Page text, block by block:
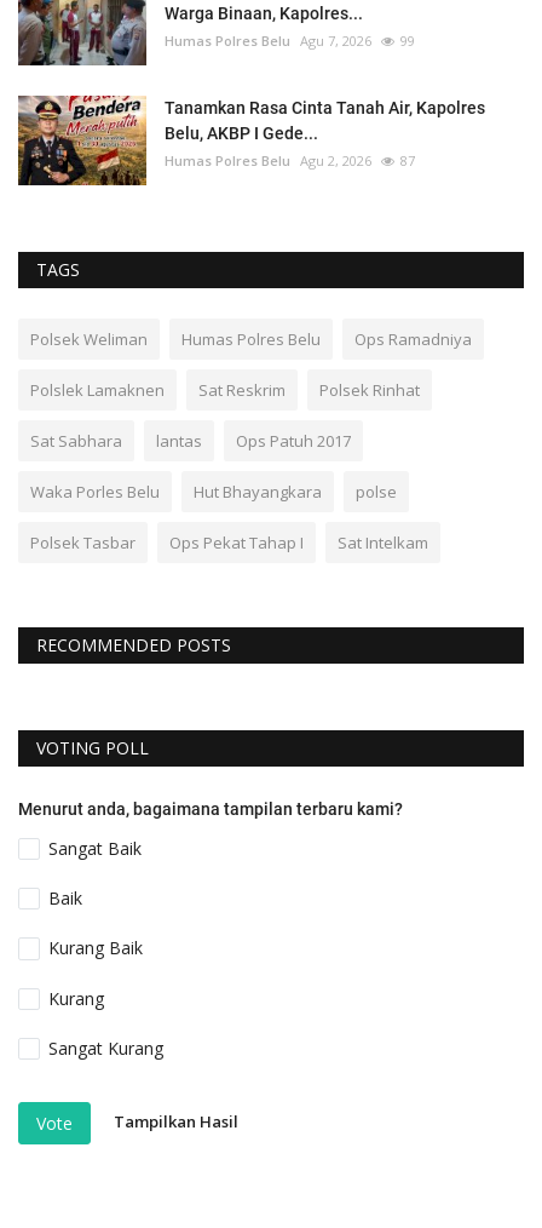
Warga Binaan, Kapolres...
Humas Polres Belu Agu 7, 2026 99
Tanamkan Rasa Cinta Tanah Air, Kapolres
Belu, AKBP I Gede...
Humas Polres Belu Agu 2, 2026 87
TAGS
Polsek Weliman Humas Polres Belu Ops Ramadniya
Polslek Lamaknen Sat Reskrim Polsek Rinhat
Sat Sabhara lantas Ops Patuh 2017
Waka Porles Belu Hut Bhayangkara polse
Polsek Tasbar Ops Pekat Tahap I Sat Intelkam
RECOMMENDED POSTS
VOTING POLL
Menurut anda, bagaimana tampilan terbaru kami?
Sangat Baik
Baik
Kurang Baik
Kurang
Sangat Kurang
Vote Tampilkan Hasil